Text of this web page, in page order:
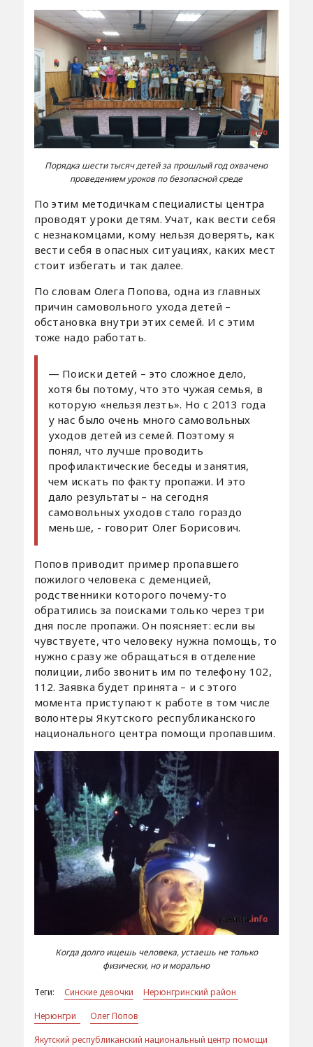
Порядка шести тысяч детей за прошлый год охвачено
проведением уроков по безопасной среде
По этим методичкам специалисты центра
проводят уроки детям. Учат, как вести себя
с незнакомцами, кому нельзя доверять, как
вести себя в опасных ситуациях, каких мест
стоит избегать и так далее.
По словам Олега Попова, одна из главных
причин самовольного ухода детей –
обстановка внутри этих семей. И с этим
тоже надо работать.
— Поиски детей – это сложное дело,
хотя бы потому, что это чужая семья, в
которую «нельзя лезть». Но с 2013 года
у нас было очень много самовольных
уходов детей из семей. Поэтому я
понял, что лучше проводить
профилактические беседы и занятия,
чем искать по факту пропажи. И это
дало результаты – на сегодня
самовольных уходов стало гораздо
меньше, - говорит Олег Борисович.
Попов приводит пример пропавшего
пожилого человека с деменцией,
родственники которого почему-то
обратились за поисками только через три
дня после пропажи. Он поясняет: если вы
чувствуете, что человеку нужна помощь, то
нужно сразу же обращаться в отделение
полиции, либо звонить им по телефону 102,
112. Заявка будет принята – и с этого
момента приступают к работе в том числе
волонтеры Якутского республиканского
национального центра помощи пропавшим.
Когда долго ищешь человека, устаешь не только
физически, но и морально
Теги: Синские девочки
Нерюнгринский район
Нерюнгри
Олег Попов
Якутский республиканский национальный центр помощи